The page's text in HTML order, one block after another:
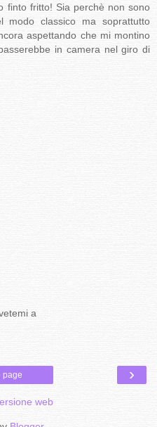
finto fritto! Sia perchè non sono
modo classico ma soprattutto
aspettando che mi montino
in camera nel giro di
a
›
page
web